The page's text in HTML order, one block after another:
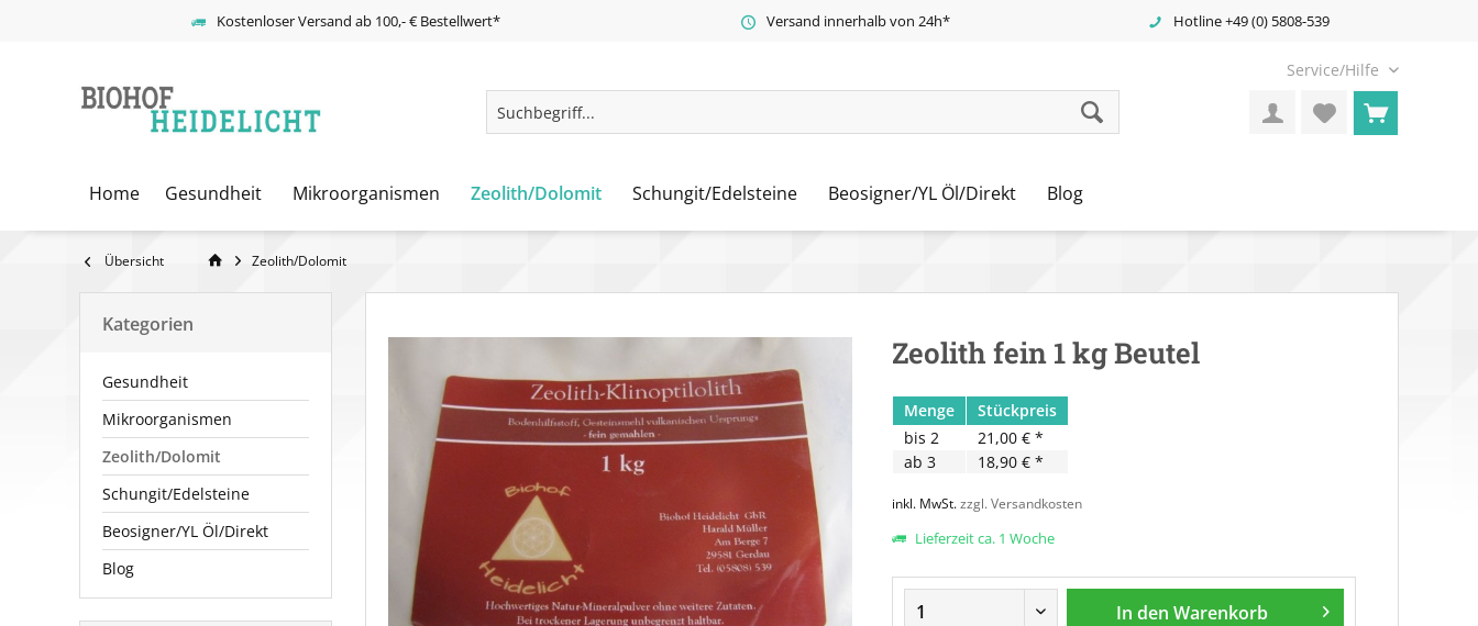
Kostenloser Versand ab 100,- € Bestellwert* Versand innerhalb von 24h* Hotline +49 (0) 5808-539
Service/Hilfe
Home Gesundheit Mikroorganismen Zeolith/Dolomit Schungit/Edelsteine Beosigner/YL Öl/Direkt Blog
Übersicht Zeolith/Dolomit
Kategorien
Gesundheit
Mikroorganismen
Zeolith/Dolomit
Schungit/Edelsteine
Beosigner/YL Öl/Direkt
Blog
Zeolith fein 1 kg Beutel
Menge
Stückpreis
bis 2
21,00 € *
ab 3 18,90 € *
inkl. MwSt.zzgl. Versandkosten
Lieferzeit ca. 1 Woche
In den Warenkorb